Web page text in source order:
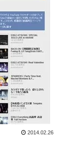
2014.02.26